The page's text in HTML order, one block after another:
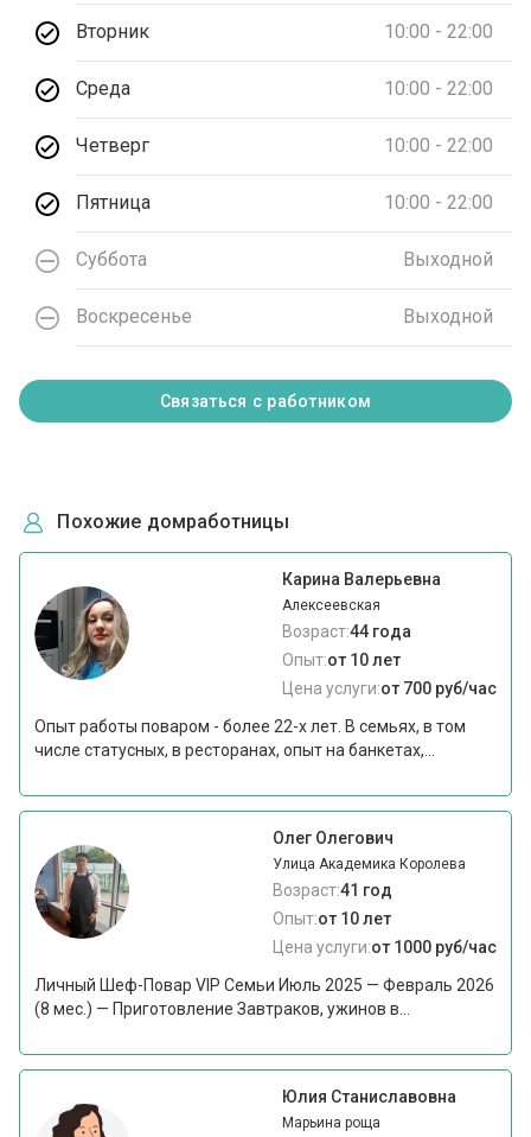
Вторник 10:00 - 22:00
Среда 10:00 - 22:00
Четверг 10:00 - 22:00
Пятница 10:00 - 22:00
Суббота Выходной
Воскресенье Выходной
Связаться с работником
Похожие домработницы
Карина Валерьевна
Алексеевская
Возраст:44 года
Опыт:от 10 лет
Цена услуги:от 700 руб/час
Опыт работы поваром - более 22-х лет. В семьях, в том
числе статусных, в ресторанах, опыт на банкетах,...
Олег Олегович
Улица Академика Королева
Возраст:41 год
Опыт:от 10 лет
Цена услуги:от 1000 руб/час
Личный Шеф-Повар VIP Семьи Июль 2025 — Февраль 2026
(8 мес.) — Приготовление Завтраков, ужинов в...
Юлия Станиславовна
Марьина роща